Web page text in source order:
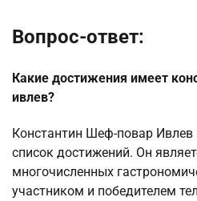
Вопрос-ответ:
Какие достижения имеет
ивлев?
Константин Шеф-повар
список достижений. Он
многочисленных
участником и победителем